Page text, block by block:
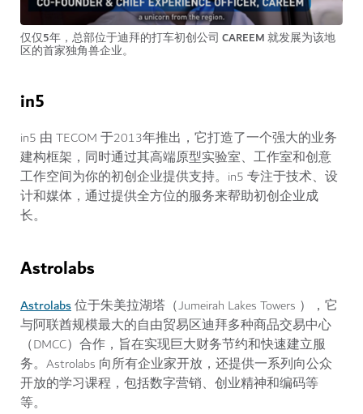
仅仅5年，总部位于迪拜的打车初创公司 CAREEM 就发展为该地
区的首家独角兽企业。
in5
in5 由 TECOM 于2013年推出，它打造了一个强大的业务
建构框架，同时通过其高端原型实验室、工作室和创意
工作空间为你的初创企业提供支持。in5 专注于技术、设
计和媒体，通过提供全方位的服务来帮助初创企业成
长。
Astrolabs
Astrolabs位于朱美拉湖塔（Jumeirah Lakes Towers ），它
与阿联酋规模最大的自由贸易区迪拜多种商品交易中心
（DMCC）合作，旨在实现巨大财务节约和快速建立服
务。Astrolabs 向所有企业家开放，还提供一系列向公众
开放的学习课程，包括数字营销、创业精神和编码等
等。